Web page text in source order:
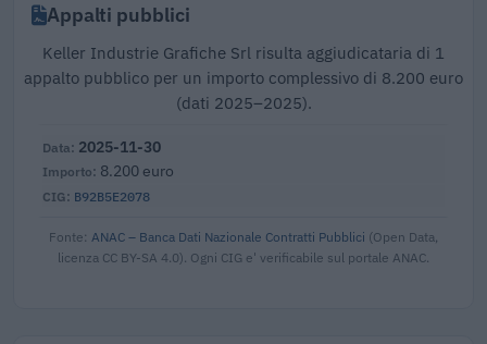
Appalti pubblici
Keller Industrie Grafiche Srl risulta aggiudicataria di 1
appalto pubblico per un importo complessivo di 8.200 euro
(dati 2025–2025).
B92B5E2078
2025-11-30
8.200 euro
Fonte: ANAC – Banca Dati Nazionale Contratti Pubblici (Open Data,
licenza CC BY-SA 4.0). Ogni CIG e' verificabile sul portale ANAC.